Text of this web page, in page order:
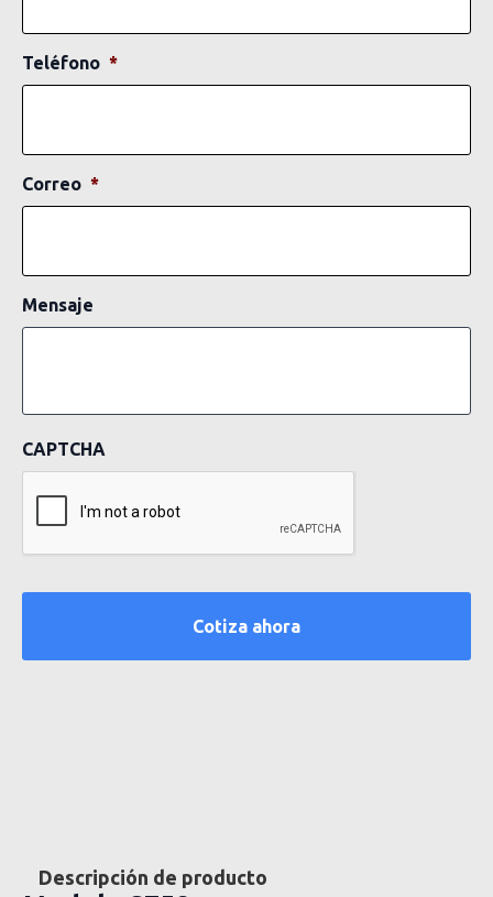
Teléfono *
Correo *
Mensaje
CAPTCHA
Descripción de producto